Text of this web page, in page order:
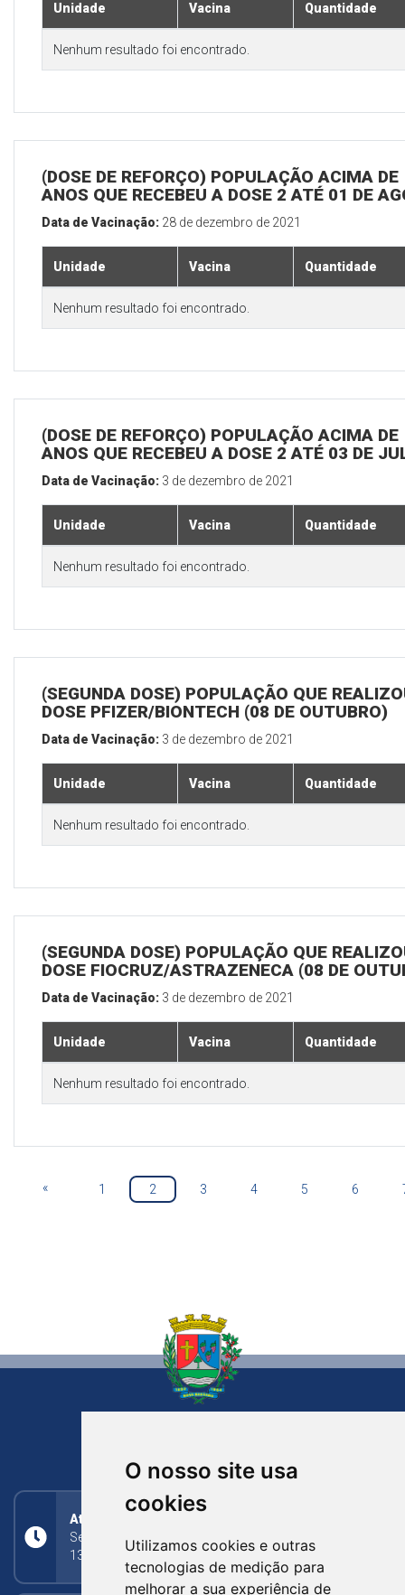
O nosso site usa
cookies
Utilizamos cookies e outras
tecnologias de medição para
melhorar a sua experiência de
Unidade Vacina Quantidade
Nenhum resultado foi encontrado.
(DOSE DE REFORÇO) POPULAÇÃO ACIMA DE
ANOS QUE RECEBEU A DOSE 2 ATÉ 01 DE
Data de Vacinação: 28 de dezembro de 2021
Unidade Vacina Quantidade
Nenhum resultado foi encontrado.
(DOSE DE REFORÇO) POPULAÇÃO ACIMA DE
ANOS QUE RECEBEU A DOSE 2 ATÉ 03 DE
Data de Vacinação: 3 de dezembro de 2021
Unidade Vacina Quantidade
Nenhum resultado foi encontrado.
(SEGUNDA DOSE) POPULAÇÃO QUE
DOSE PFIZER/BIONTECH (08 DE OUTUBRO)
Data de Vacinação: 3 de dezembro de 2021
Unidade Vacina Quantidade
Nenhum resultado foi encontrado.
(SEGUNDA DOSE) POPULAÇÃO QUE
DOSE FIOCRUZ/ASTRAZENECA (08 DE
Data de Vacinação: 3 de dezembro de 2021
Unidade Vacina Quantidade
Nenhum resultado foi encontrado.
« 1 2 3 4 5 6
Atendimento
Segunda a Sexta: 8h às 11h30min (manhã);
13h30min às 17h (tarde)